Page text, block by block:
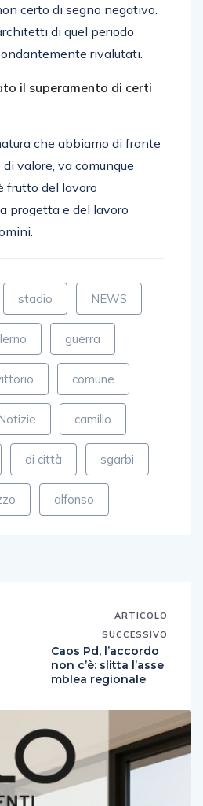
certo di segno negativo.
di quel periodo
rivalutati.
il superamento di certi
che abbiamo di fronte
di valore, va comunque
frutto del lavoro
progetta e del lavoro
stadio NEWS
guerra
comune
camillo
di città sgarbi
alfonso
ARTICOLO
SUCCESSIVO
Caos Pd, l’accordo
non c’è: slitta l’asse
mblea regionale